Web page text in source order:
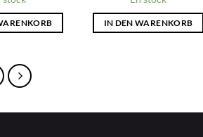
IN DEN WARENKORB